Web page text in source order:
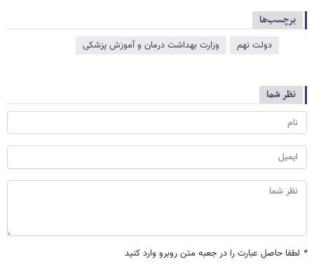
برچسب‌ها
دولت نهم وزارت بهداشت درمان و آموزش پزشکی
نظر شما
* لطفا حاصل عبارت را در جعبه متن روبرو وارد کنید